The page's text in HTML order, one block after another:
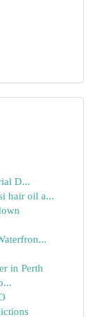
D...
hair oil a...
in Perth